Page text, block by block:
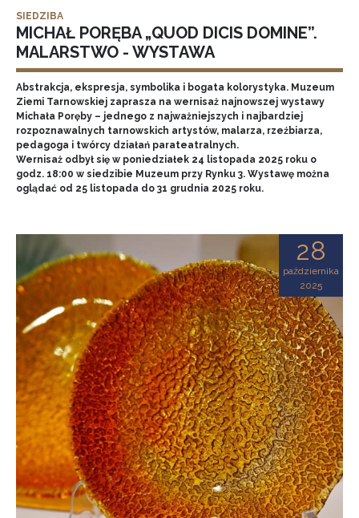
SIEDZIBA
MICHAŁ PORĘBA „QUOD DICIS DOMINE”.
MALARSTWO - WYSTAWA
Abstrakcja, ekspresja, symbolika i bogata kolorystyka. Muzeum
Ziemi Tarnowskiej zaprasza na wernisaż najnowszej wystawy
Michała Poręby – jednego z najważniejszych i najbardziej
rozpoznawalnych tarnowskich artystów, malarza, rzeźbiarza,
pedagoga i twórcy działań parateatralnych.
Wernisaż odbył się w poniedziałek 24 listopada 2025 roku o
godz. 18:00 w siedzibie Muzeum przy Rynku 3. Wystawę można
oglądać od 25 listopada do 31 grudnia 2025 roku.
28
października
2025